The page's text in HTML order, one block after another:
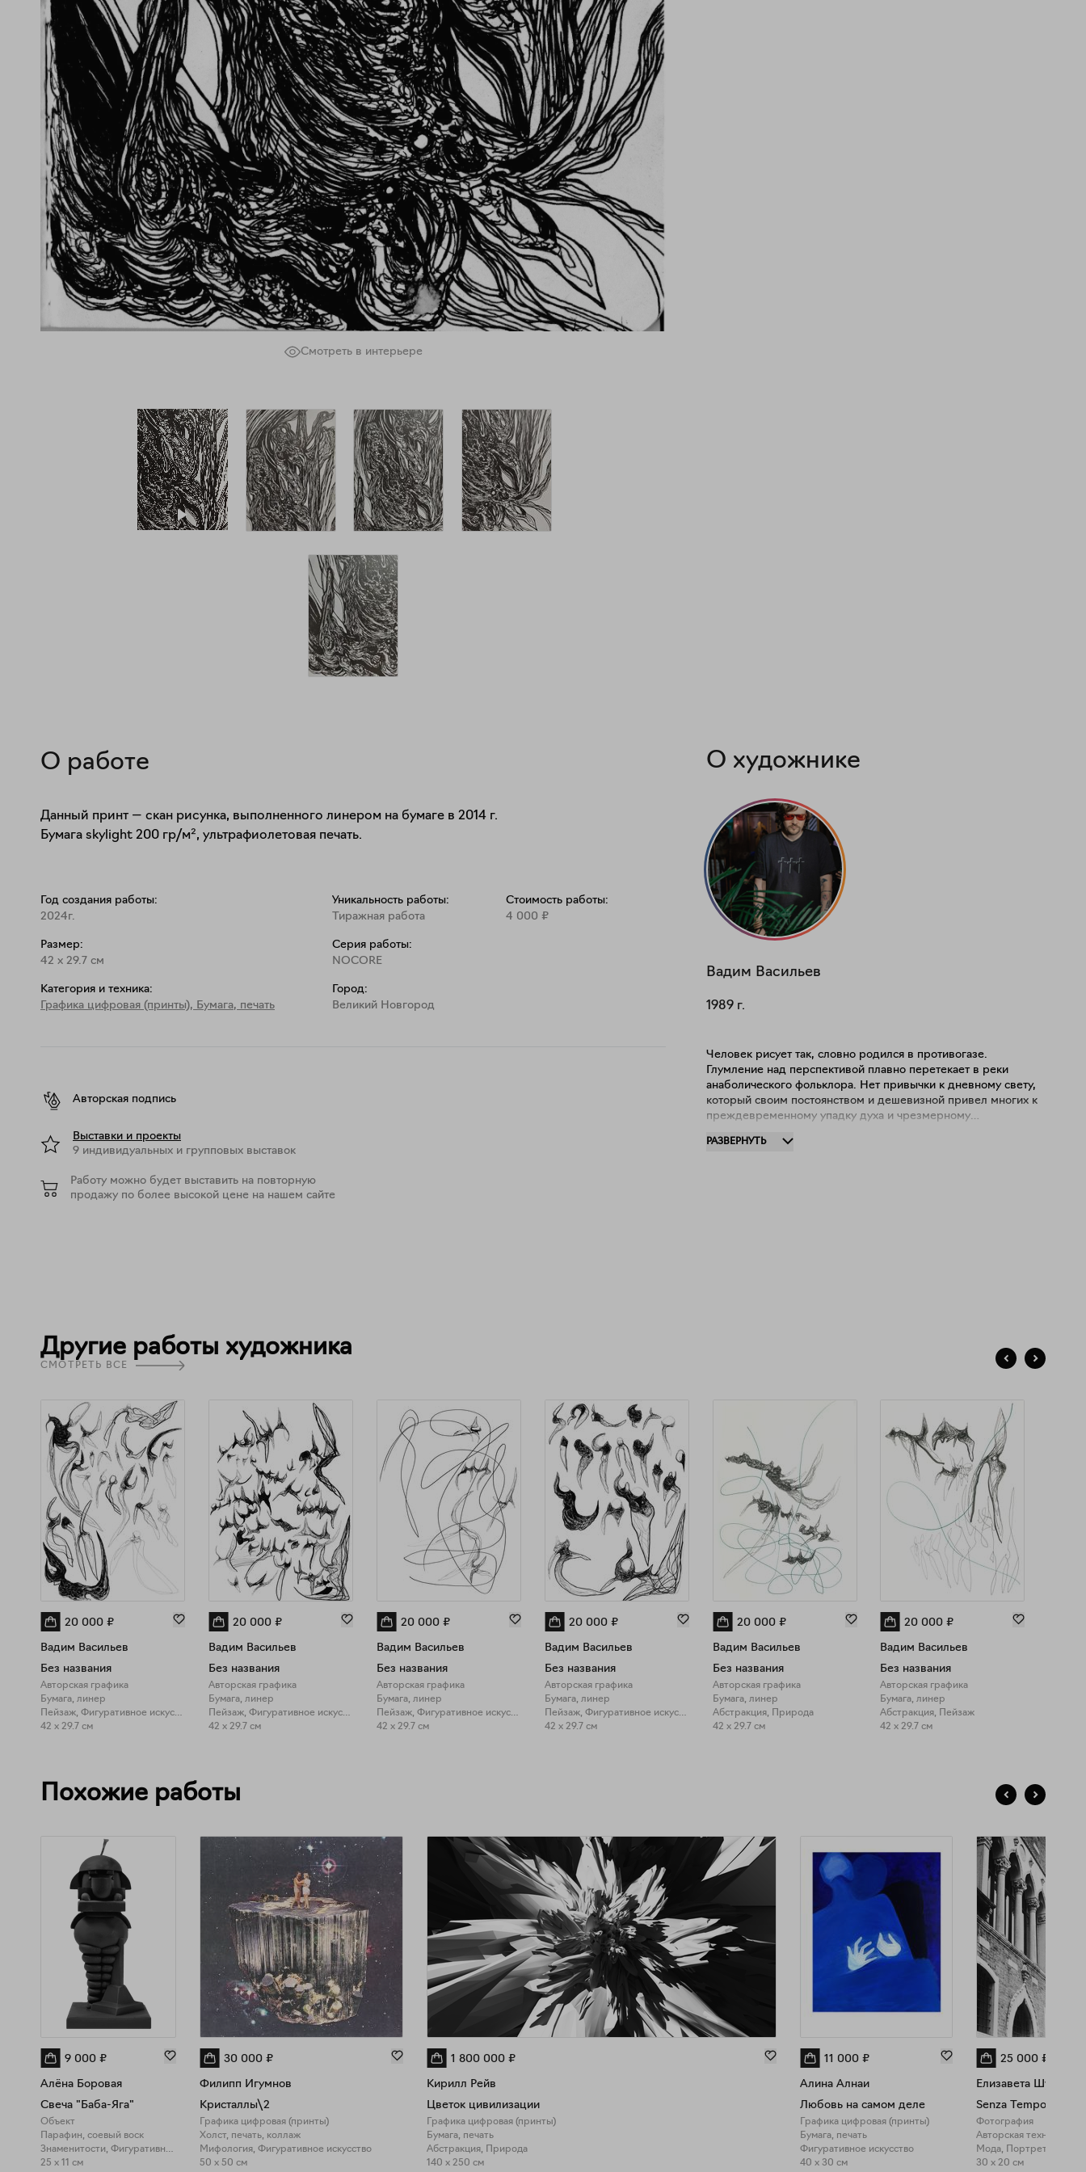
Смотреть в интерьере
О работе
Данный принт — скан рисунка, выполненного линером на бумаге в 2014 г.
Бумага skylight 200 гр/м², ультрафиолетовая печать.
Год создания работы:
2024г.
Размер:
42 x 29.7 см
Категория и техника:
Графика цифровая (принты), Бумага, печать
Уникальность работы:
Тиражная работа
Серия работы:
NOCORE
Город:
Великий Новгород
Стоимость работы:
4 000 ₽
Авторская подпись
Выставки и проекты
9 индивидуальных и групповых выставок
Работу можно будет выставить на повторную
продажу по более высокой цене на нашем сайте
О художнике
Вадим Васильев
1989 г.
Человек рисует так, словно родился в противогазе.
Глумление над перспективой плавно перетекает в реки
анаболического фольклора. Нет привычки к дневному свету,
который своим постоянством и дешевизной привел многих к
преждевременному упадку духа и чрезмерному
морает. Васильев ходит как капля по стеклу в поисках
РАЗВЕРНУТЬ
Другие работы художника
СМОТРЕТЬ ВСЕ
20 000 ₽
Вадим Васильев
Без названия
Авторская графика
Бумага, линер
Пейзаж, Фигуративное искусство
42 x 29.7 см
20 000 ₽
Вадим Васильев
Без названия
Авторская графика
Бумага, линер
Пейзаж, Фигуративное искусство
42 x 29.7 см
20 000 ₽
Вадим Васильев
Без названия
Авторская графика
Бумага, линер
Пейзаж, Фигуративное искусство
42 x 29.7 см
20 000 ₽
Вадим Васильев
Без названия
Авторская графика
Бумага, линер
Пейзаж, Фигуративное искусство
42 x 29.7 см
20 000 ₽
Вадим Васильев
Без названия
Авторская графика
Бумага, линер
Абстракция, Природа
42 x 29.7 см
20 000 ₽
Вадим Васильев
Без названия
Авторская графика
Бумага, линер
Абстракция, Пейзаж
42 x 29.7 см
Похожие работы
9 000 ₽
Алёна Боровая
Свеча "Баба-Яга"
Объект
Парафин, соевый воск
Знаменитости, Фигуративное искусство
25 x 11 см
30 000 ₽
Филипп Игумнов
Кристаллы\2
Графика цифровая (принты)
Холст, печать, коллаж
Мифология, Фигуративное искусство
50 x 50 см
1 800 000 ₽
Кирилл Рейв
Цветок цивилизации
Графика цифровая (принты)
Бумага, печать
Абстракция, Природа
140 x 250 см
11 000 ₽
Алина Алнаи
Любовь на самом деле
Графика цифровая (принты)
Бумага, печать
Фигуративное искусство
40 x 30 см
25 000 ₽
Елизавета Шустова
Senza Tempo
Фотография
Авторская техника
Мода, Портрет
30 x 20 см